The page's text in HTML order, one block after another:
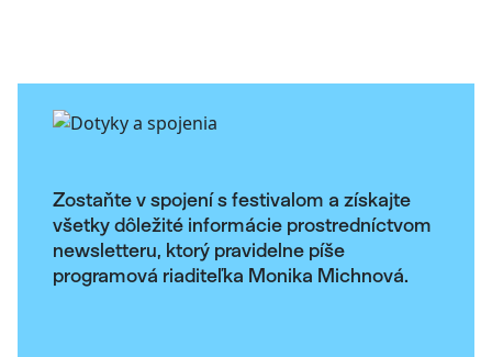
Zostaňte v spojení s festivalom a získajte
všetky dôležité informácie prostredníctvom
newsletteru, ktorý pravidelne píše
programová riaditeľka Monika Michnová.